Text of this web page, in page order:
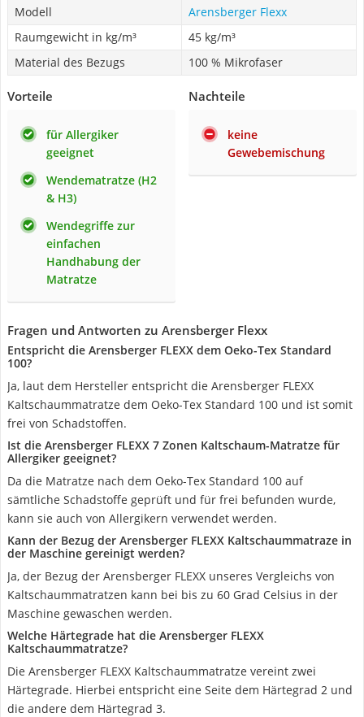
Modell
Arensberger Flexx
Raumgewicht in kg/m³
45 kg/m³
Material des Bezugs
100 % Mikrofaser
Vorteile
für Allergiker
geeignet
Wendematratze (H2
& H3)
Wendegriffe zur
einfachen
Handhabung der
Matratze
Nachteile
keine
Gewebemischung
Fragen und Antworten zu Arensberger Flexx
Entspricht die Arensberger FLEXX dem Oeko-Tex Standard
100?
Ja, laut dem Hersteller entspricht die Arensberger FLEXX
Kaltschaummatratze dem Oeko-Tex Standard 100 und ist somit
frei von Schadstoffen.
Ist die Arensberger FLEXX 7 Zonen Kaltschaum-Matratze für
Allergiker geeignet?
Da die Matratze nach dem Oeko-Tex Standard 100 auf
sämtliche Schadstoffe geprüft und für frei befunden wurde,
kann sie auch von Allergikern verwendet werden.
Kann der Bezug der Arensberger FLEXX Kaltschaummatraze in
der Maschine gereinigt werden?
Ja, der Bezug der Arensberger FLEXX unseres Vergleichs von
Kaltschaummatratzen kann bei bis zu 60 Grad Celsius in der
Maschine gewaschen werden.
Welche Härtegrade hat die Arensberger FLEXX
Kaltschaummatratze?
Die Arensberger FLEXX Kaltschaummatratze vereint zwei
Härtegrade. Hierbei entspricht eine Seite dem Härtegrad 2 und
die andere dem Härtegrad 3.